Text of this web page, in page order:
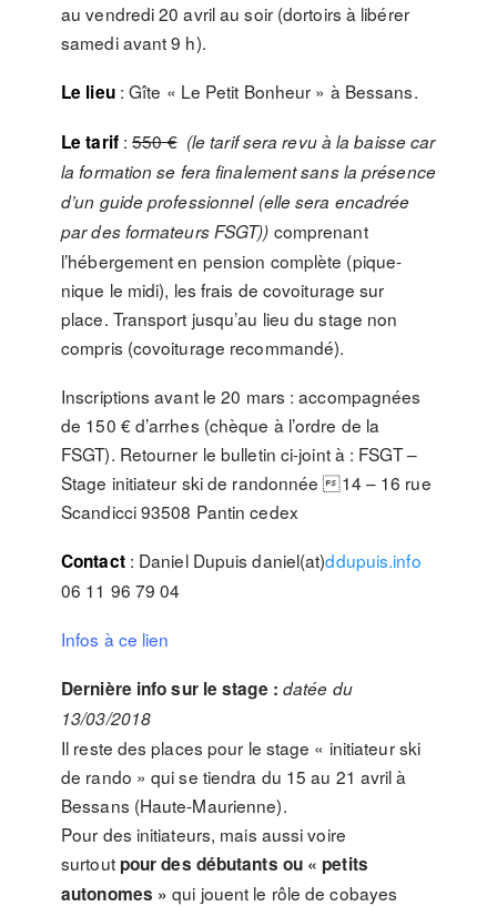
au vendredi 20 avril au soir (dortoirs à libérer
samedi avant 9 h).
Le lieu: Gîte « Le Petit Bonheur » à Bessans.
Le tarif:550 € (le tarif sera revu à la baisse car
la formation se fera finalement sans la présence
d’un guide professionnel (elle sera encadrée
par des formateurs FSGT)) comprenant
l’hébergement en pension complète (pique-
nique le midi), les frais de covoiturage sur
place. Transport jusqu’au lieu du stage non
compris (covoiturage recommandé).
Inscriptions avant le 20 mars : accompagnées
de 150 € d’arrhes (chèque à l’ordre de la
FSGT). Retourner le bulletin ci-joint à : FSGT –
Stage initiateur ski de randonnée 14 – 16 rue
Scandicci 93508 Pantin cedex
Contact: Daniel Dupuis daniel(at)ddupuis.info
06 11 96 79 04
Infos à ce lien
Dernière infosur le stage : datée du
13/03/2018
Il reste des places pour le stage « initiateur ski
de rando » qui se tiendra du 15 au 21 avril à
Bessans (Haute-Maurienne).
Pour des initiateurs, mais aussi voire
surtout pour des débutants ou « petits
autonomes »qui jouent le rôle de cobayes